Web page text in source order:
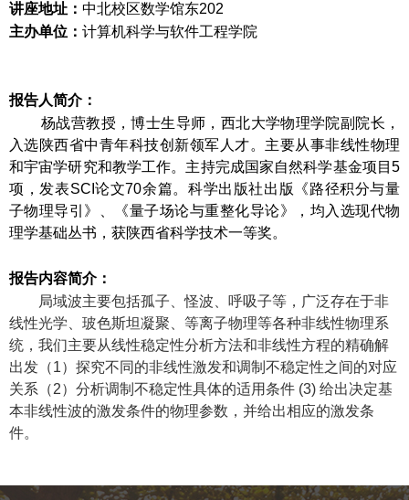
讲座地址： 中北校区数学馆东202
主办单位： 计算机科学与软件工程学院
报告人简介：
杨战营教授，博士生导师，西北大学物理学院副院长，
入选陕西省中青年科技创新领军人才。主要从事非线性物理
和宇宙学研究和教学工作。主持完成国家自然科学基金项目 5
项，发表SCI 论文70余篇。科学出版社出版《路径积分与量
子物理导引》、《量子场论与重整化导论》，均入选现代物
理学基础丛书 ，获陕西省科学技术一等奖。
报告内容简介：
局域波主要包括孤子、怪波、呼吸子等，广泛存在于非
线性光学、玻色斯坦凝聚、等离子物理等各种非线性物理系
统，我们主要从线性稳定性分析方法和非线性方程的精确解
出发（1）探究不同的非线性激发和调制不稳定性之间的对应
关系（2）分析调制不稳定性具体的适用条件 (3) 给出决定基
本非线性波的激发条件的物理参数，并给出相应的激发条
件。